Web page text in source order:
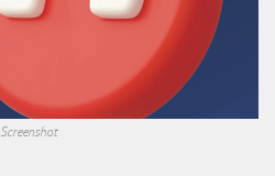
Screenshot